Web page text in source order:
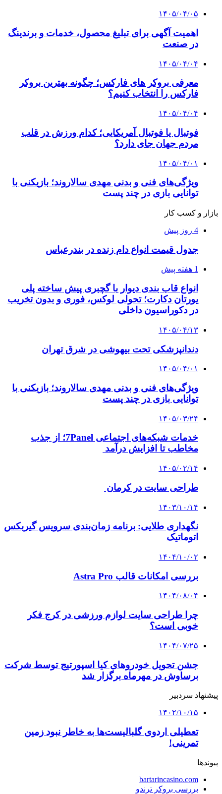
۱۴۰۵/۰۴/۰۵
اهمیت آگهی برای تبلیغ محصول، خدمات و برندینگ
در صنعت
۱۴۰۵/۰۴/۰۴
معرفی بروکر های فارکس؛ چگونه بهترین بروکر
فارکس را انتخاب کنیم؟
۱۴۰۵/۰۴/۰۴
فوتبال یا فوتبال آمریکایی؛ کدام ورزش در قلب
مردم جهان جای دارد؟
۱۴۰۵/۰۴/۰۱
ویژگی‌های فنی و بدنی مهدی سالاروند؛ بازیکنی با
توانایی بازی در چند پست
بازار و کسب کار
4 روز پیش
جدول قیمت انواع دام زنده در بندرعباس
1 هفته پیش
انواع قاب بندی دیوار با گچبری پیش ساخته پلی
یورتان دکارت؛ تحولی لوکس، فوری و بدون تخریب
در دکوراسیون داخلی
۱۴۰۵/۰۴/۱۳
دندانپزشکی تحت بیهوشی در شرق تهران
۱۴۰۵/۰۴/۰۱
ویژگی‌های فنی و بدنی مهدی سالاروند؛ بازیکنی با
توانایی بازی در چند پست
۱۴۰۵/۰۳/۲۴
خدمات شبکه‌های اجتماعی 7Panel؛ از جذب
مخاطب تا افزایش درآمد
۱۴۰۵/۰۲/۱۴
طراحی سایت در کرمان
۱۴۰۳/۱۰/۱۴
نگهداری طلایی: برنامه زمان‌بندی سرویس گیربکس
اتوماتیک
۱۴۰۴/۱۰/۰۲
بررسی امکانات قالب Astra Pro
۱۴۰۴/۰۸/۰۴
چرا طراحی سایت لوازم ورزشی در کرج فکر
خوبی است؟
۱۴۰۴/۰۷/۲۵
جشن تحویل خودروهای کیا اسپورتیج توسط شرکت
برساوش در مهرماه برگزار شد
پیشنهاد سردبیر
۱۴۰۲/۱۰/۱۵
تعطیلی اردوی گلبالیست‌ها به خاطر نبود زمین
تمرینی!
پیوندها
bartarincasino.com
بررسی بروکر ترندو